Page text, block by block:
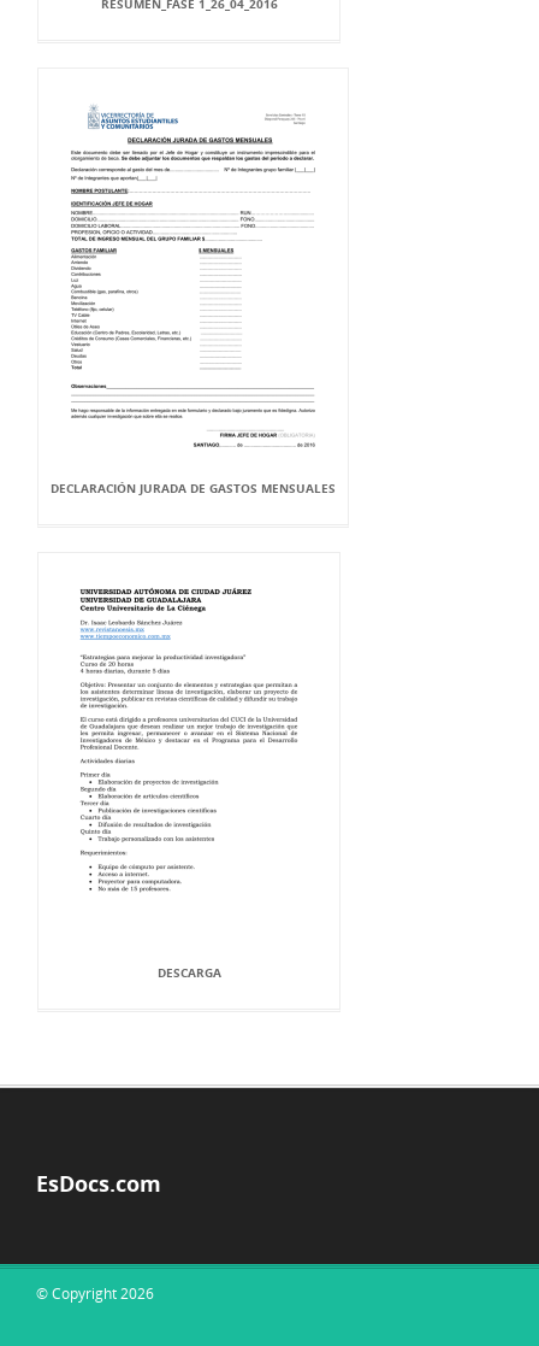
RESUMEN_FASE 1_26_04_2016
DECLARACIÓN JURADA DE GASTOS MENSUALES
DESCARGA
EsDocs.com
© Copyright 2026